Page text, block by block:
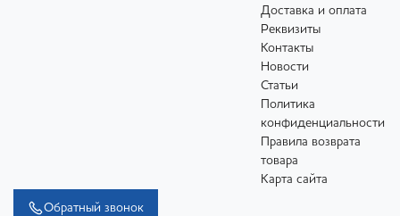
Доставка и оплата
Реквизиты
Контакты
Новости
Статьи
Политика
конфиденциальности
Правила возврата
товара
Карта сайта
Обратный звонок